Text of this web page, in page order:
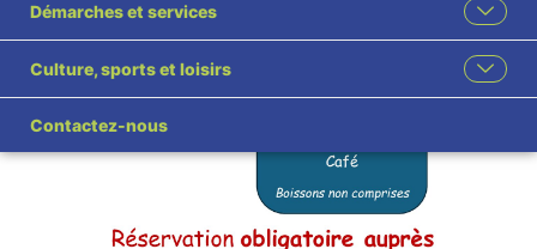
Démarches et services
Culture, sports et loisirs
Contactez-nous